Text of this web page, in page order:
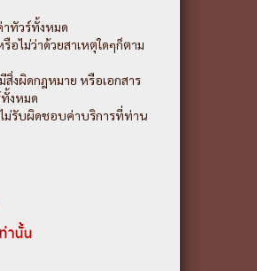
าทัวร์ทั้งหมด
อไม่ว่าด้วยสาเหตุใดๆก็ตาม
งผิดกฎหมาย หรือเอกสาร
งหมด
ม่รับผิดชอบค่าบริการที่ท่าน
านั้น